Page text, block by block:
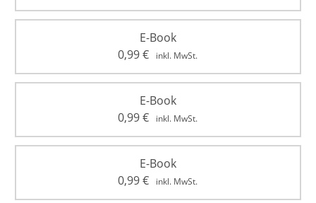
E-Book
0,99€ inkl. MwSt.
E-Book
0,99€ inkl. MwSt.
E-Book
0,99€ inkl. MwSt.